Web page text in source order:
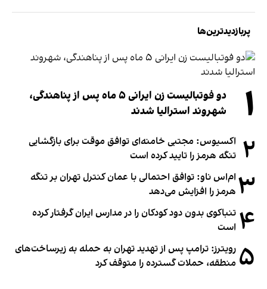
پربازدیدترین‌ها
۱
دو فوتبالیست زن ایرانی ۵ ماه پس از پناهندگی،
شهروند استرالیا شدند
۲ اکسیوس: مجتبی خامنه‌ای توافق موقت برای بازگشایی
تنگه هرمز را تایید کرده است
۳ ام‌اس ناو: توافق احتمالی با عمان کنترل تهران بر تنگه
هرمز را افزایش می‌دهد
۴ تنباکوی بدون دود کودکان را در مدارس ایران گرفتار کرده
است
۵ رویترز: ترامپ پس از تهدید تهران به حمله به زیرساخت‌های
منطقه، حملات گسترده را متوقف کرد